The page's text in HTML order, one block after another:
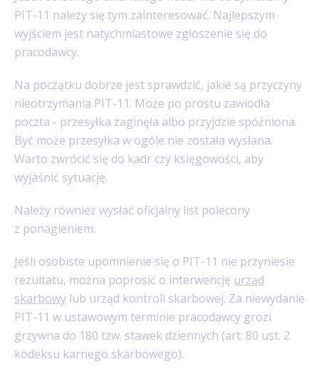
PIT-11 nalezy się tym zainteresować. Najlepszym
wyjściem jest natychmiastowe zgłoszenie się do
pracodawcy.
Na początku dobrze jest sprawdzić, jakie są przyczyny
nieotrzymania PIT-11. Może po prostu zawiodła
poczta - przesyłka zaginęła albo przyjdzie spóźniona.
Być może przesyłka w ogóle nie została wysłana.
Warto zwrócić się do kadr czy księgowości, aby
wyjaśnić sytuację.
Należy również wysłać oficjalny list polecony
z ponagleniem.
Jeśli osobiste upomnienie się o PIT-11 nie przyniesie
rezultatu, można poprosić o interwencję urząd
skarbowy lub urząd kontroli skarbowej. Za niewydanie
PIT-11 w ustawowym terminie pracodawcy grozi
grzywna do 180 tzw. stawek dziennych (art. 80 ust. 2
kodeksu karnego skarbowego).